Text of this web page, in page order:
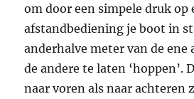
om door een simpele druk op
afstandbediening je boot in
anderhalve meter van de
de andere te laten ‘hoppen’.
naar voren als naar achteren